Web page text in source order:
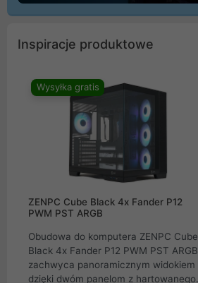
Inspiracje produktowe
Wysyłka gratis
ZENPC Cube Black 4x Fander P12
PWM PST ARGB
Obudowa do komputera ZENPC Cube
Black 4x Fander P12 PWM PST ARGB
zachwyca panoramicznym widokiem
dzięki dwóm panelom z hartowanego